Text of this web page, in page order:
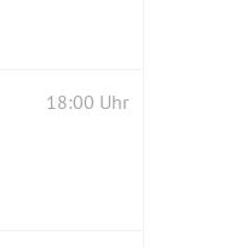
18:00 Uhr